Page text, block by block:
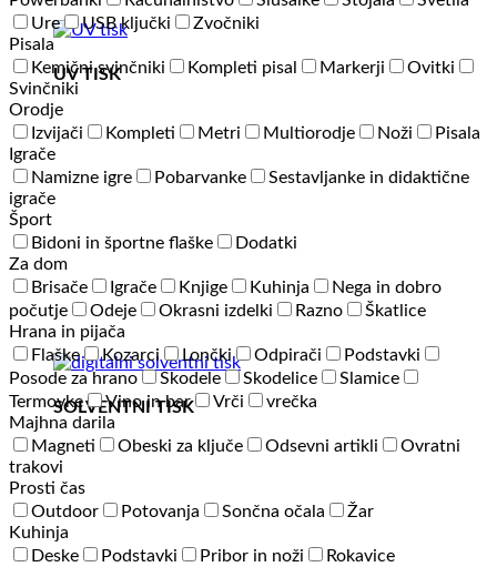
UV TISK
SOLVENTNI TISK
Ure
USB ključki
Zvočniki
Pisala
Kemični svinčniki
Kompleti pisal Markerji
Ovitki
Svinčniki
Orodje
Izvijači
Kompleti Metri Multiorodje Noži
Pisala
Igrače
Namizne igre
Pobarvanke
Sestavljanke in didaktične
igrače
Šport
Bidoni in športne flaške
Dodatki
Za dom
Brisače
Igrače Knjige Kuhinja
Nega in dobro
počutje
Odeje Okrasni izdelki Razno
Škatlice
Hrana in pijača
Flaške
Kozarci Lončki Odpirači
Podstavki
Posode za hrano
Skodele Skodelice
Slamice
Termovke
Vino in bar Vrči
vrečka
Majhna darila
Magneti
Obeski za ključe Odsevni artikli
Ovratni
trakovi
Prosti čas
Outdoor
Potovanja Sončna očala
Žar
Kuhinja
Deske
Podstavki Pribor in noži
Rokavice